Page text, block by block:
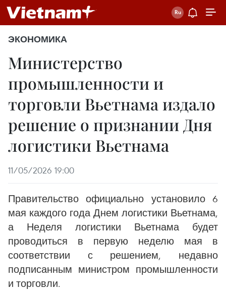
ЭКОНОМИКА
Министерство
промышленности и
торговли Вьетнама издало
решение о признании Дня
логистики Вьетнама
11/05/2026 19:00
Правительство официально установило 6
мая каждого года Днем логистики Вьетнама,
а Неделя логистики Вьетнама будет
проводиться в первую неделю мая в
соответствии с решением, недавно
подписанным министром промышленности
и торговли.